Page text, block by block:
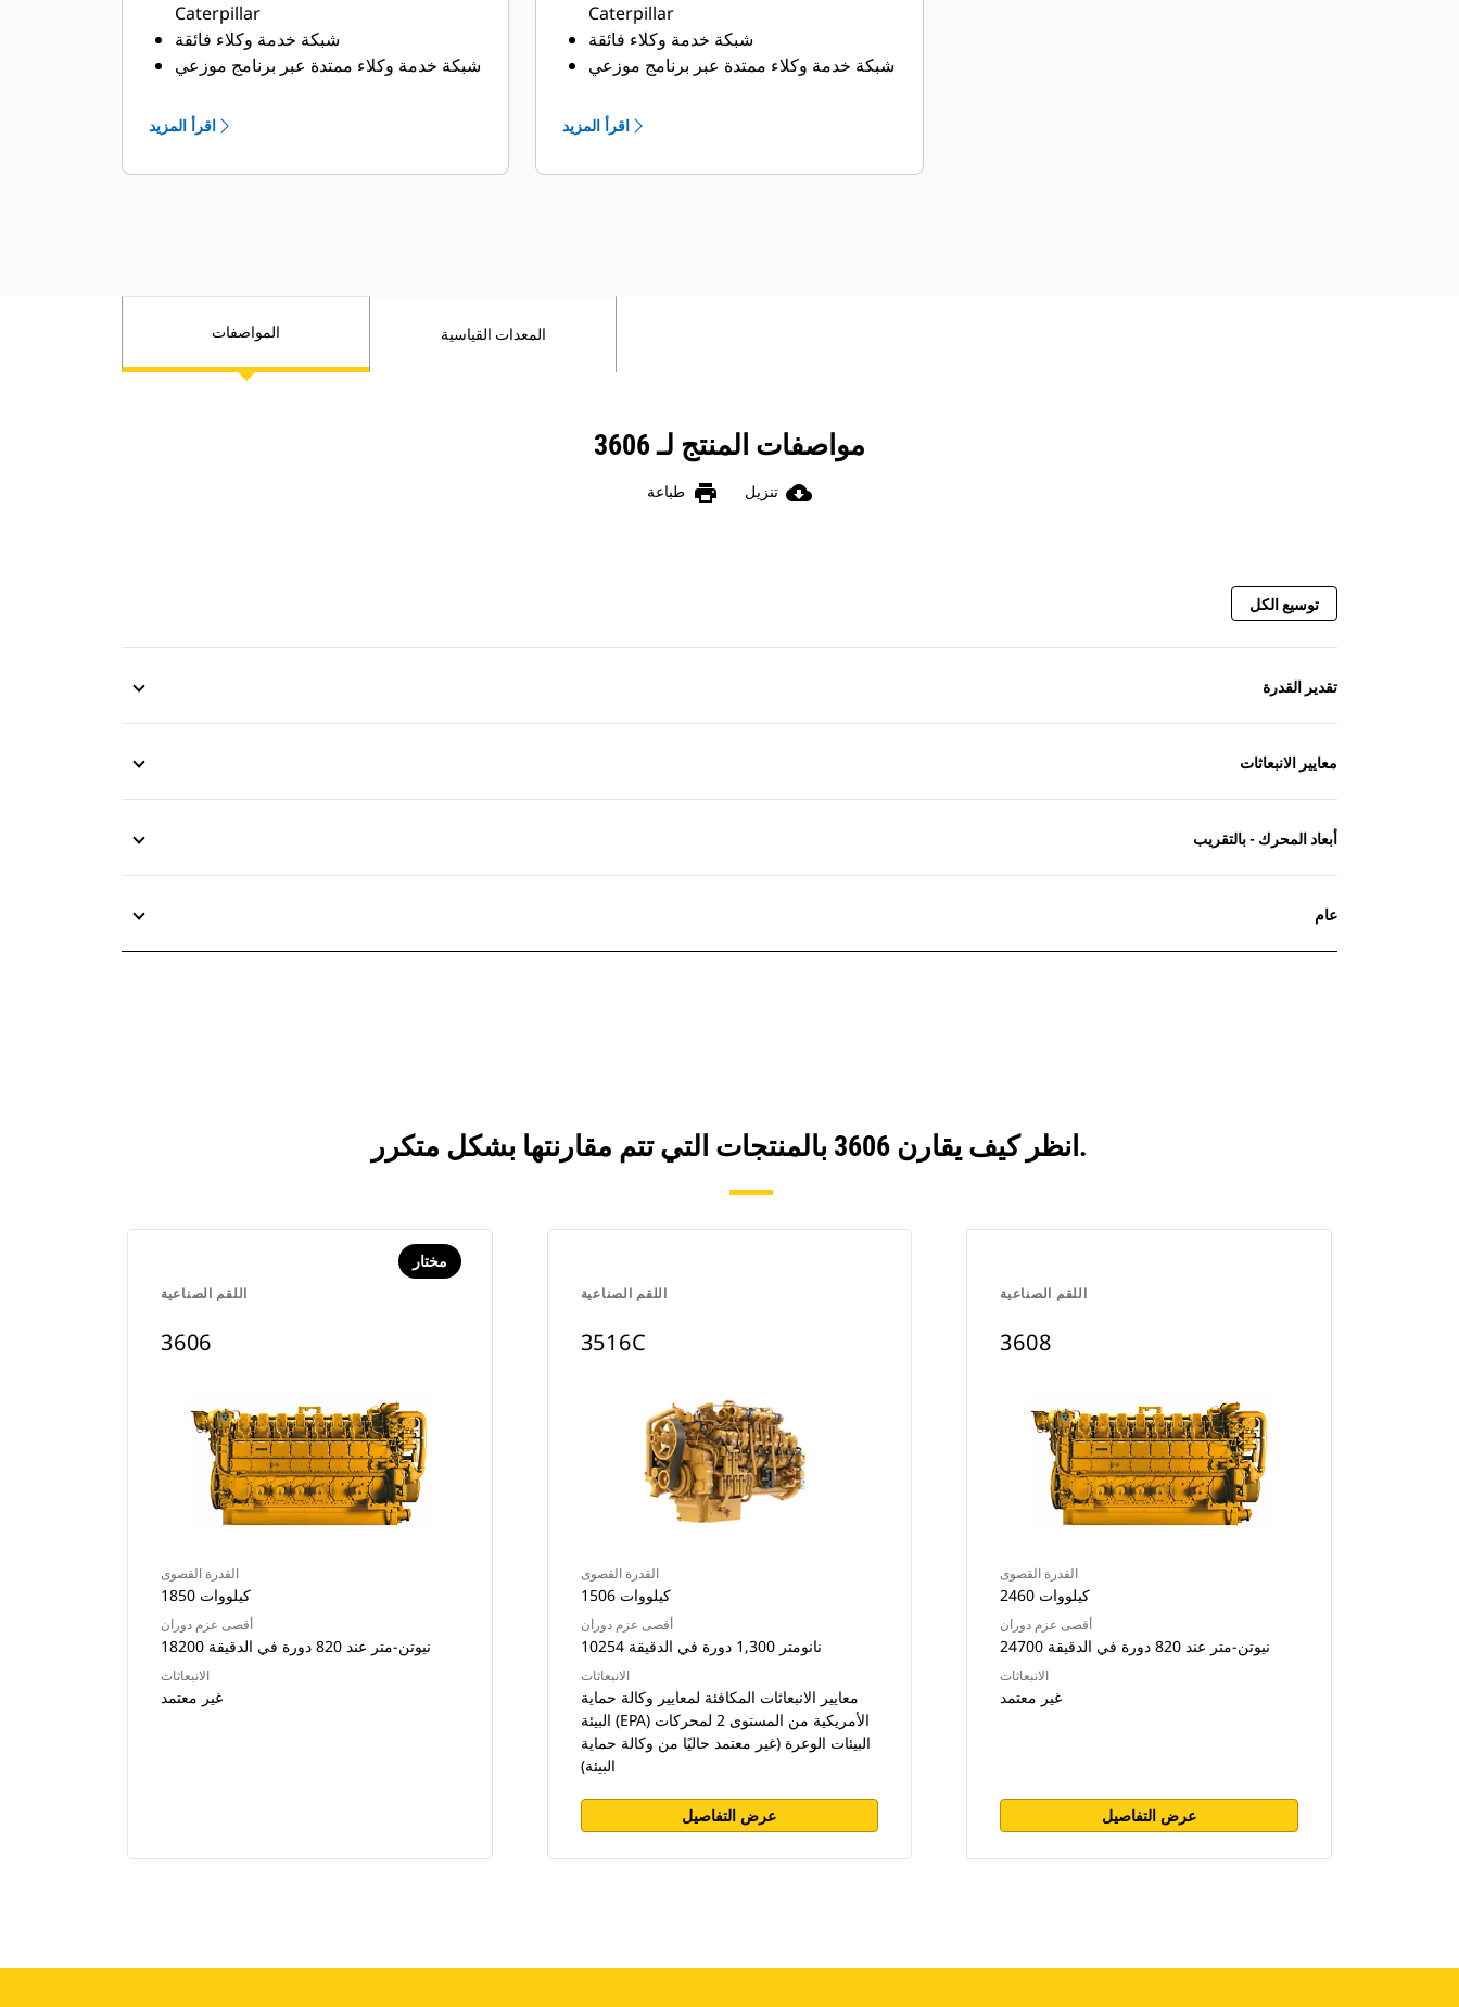
Caterpillar
شبكة خدمة وكلاء فائقة
شبكة خدمة وكلاء ممتدة عبر برنامج موزعي
اقرأ المزيد
Caterpillar
شبكة خدمة وكلاء فائقة
شبكة خدمة وكلاء ممتدة عبر برنامج موزعي
اقرأ المزيد
المواصفات المعدات القياسية
مواصفات المنتج لـ 3606
cloud_download تنزيل print طباعة
توسيع الكل
تقدير القدرة
معايير الانبعاثات
أبعاد المحرك - بالتقريب
عام
انظر كيف يقارن 3606 بالمنتجات التي تتم مقارنتها بشكل متكرر.
اللقم الصناعية
مختار
3606
القدرة القصوى
1850 كيلووات
أقصى عزم دوران
18200 نيوتن-متر عند 820 دورة في الدقيقة
الانبعاثات
غير معتمد
اللقم الصناعية
3516C
القدرة القصوى
1506 كيلووات
أقصى عزم دوران
10254 نانومتر 1,300 دورة في الدقيقة
الانبعاثات
معايير الانبعاثات المكافئة لمعايير وكالة حماية
البيئة (EPA) الأمريكية من المستوى 2 لمحركات
البيئات الوعرة (غير معتمد حاليًا من وكالة حماية
البيئة)
عرض التفاصيل
اللقم الصناعية
3608
القدرة القصوى
2460 كيلووات
أقصى عزم دوران
24700 نيوتن-متر عند 820 دورة في الدقيقة
الانبعاثات
غير معتمد
عرض التفاصيل